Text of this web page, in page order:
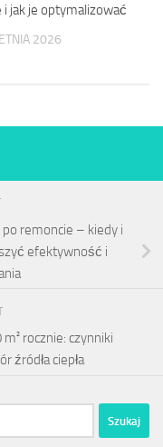
i jak je optymalizować
2026
remoncie – kiedy i
efektywność i
rocznie: czynniki
źródła ciepła